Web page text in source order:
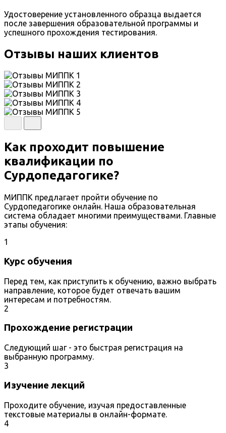
Удостоверение установленного образца выдается
после завершения образовательной программы и
успешного прохождения тестирования.
Отзывы наших клиентов
Как проходит повышение
квалификации по
Сурдопедагогике?
МИППК предлагает пройти обучение по
Сурдопедагогике онлайн. Наша образовательная
система обладает многими преимуществами. Главные
этапы обучения:
1
Курс обучения
Перед тем, как приступить к обучению, важно выбрать
направление, которое будет отвечать вашим
интересам и потребностям.
2
Прохождение регистрации
Следующий шаг - это быстрая регистрация на
выбранную программу.
3
Изучение лекций
Проходите обучение, изучая предоставленные
текстовые материалы в онлайн-формате.
4